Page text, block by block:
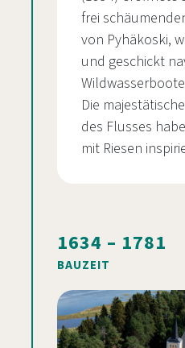
frei
von Pyhäkoski,
und geschickt
Die
des Flusses
mit Riesen
1634 – 1781
BAUZEIT